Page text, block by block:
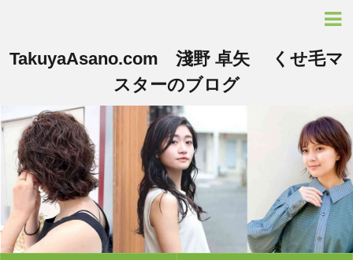
TakuyaAsano.com 淺野 卓矢 くせ毛マ
スターのブログ